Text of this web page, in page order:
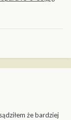
że bardziej